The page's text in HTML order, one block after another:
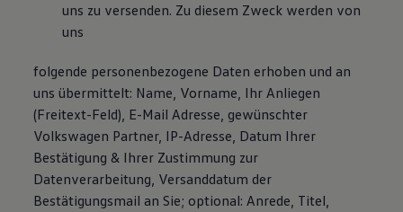
uns zu versenden. Zu diesem Zweck werden von
uns
folgende personenbezogene Daten erhoben und an
uns übermittelt: Name, Vorname, Ihr Anliegen
(Freitext-Feld), E-Mail Adresse, gewünschter
Volkswagen Partner, IP-Adresse, Datum Ihrer
Bestätigung & Ihrer Zustimmung zur
Datenverarbeitung, Versanddatum der
Bestätigungsmail an Sie; optional: Anrede, Titel,